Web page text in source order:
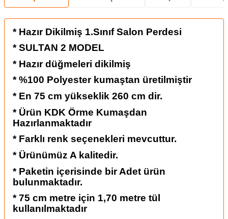
* Hazır Dikilmiş 1.Sınıf Salon Perdesi
* SULTAN 2 MODEL
* Hazır düğmeleri dikilmiş
* %100 Polyester kumaştan üretilmiştir
* En 75 cm yükseklik 260 cm dir.
* Ürün KDK Örme Kumaşdan
Hazırlanmaktadır
* Farklı renk seçenekleri mevcuttur.
* Ürünümüz A kalitedir.
* Paketin içerisinde bir Adet ürün
bulunmaktadır.
* 75 cm metre için 1,70 metre tül
kullanılmaktadır